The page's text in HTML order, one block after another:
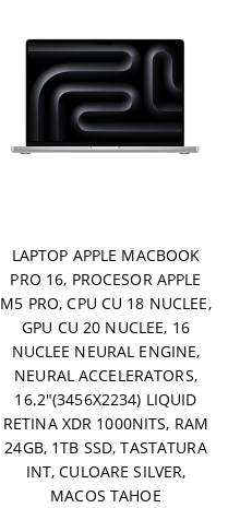
LAPTOP APPLE MACBOOK
PRO 16, PROCESOR APPLE
M5 PRO, CPU CU 18 NUCLEE,
GPU CU 20 NUCLEE, 16
NUCLEE NEURAL ENGINE,
NEURAL ACCELERATORS,
16.2"(3456X2234) LIQUID
RETINA XDR 1000NITS, RAM
24GB, 1TB SSD, TASTATURA
INT, CULOARE SILVER,
MACOS TAHOE